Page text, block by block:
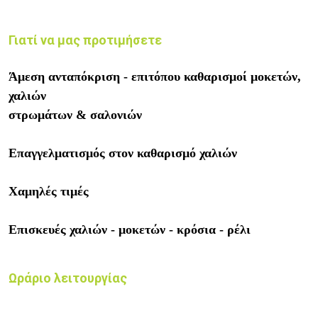
Γιατί να μας προτιμήσετε
Άμεση ανταπόκριση - επιτόπου καθαρισμοί μοκετών,
χαλιών
στρωμάτων & σαλονιών
Επαγγελματισμός στον καθαρισμό χαλιών
Χαμηλές τιμές
Επισκευές χαλιών - μοκετών - κρόσια - ρέλι
Ωράριο λειτουργίας